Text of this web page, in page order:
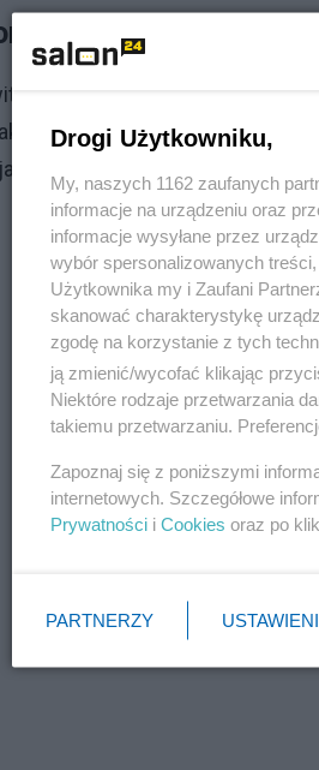
Rosjan próbują
również, że służby
nielegalnej migracji. Mimo, że
się tam cudzoziemcy
Drogi Użytkowniku,
My, naszych 1162 zaufanych
informacje na urządzeniu oraz
informacje wysyłane przez
wybór spersonalizowanych
Użytkownika my i Zaufani
skanować charakterystykę
zgodę na korzystanie z tych
ją zmienić/wycofać klikając
Niektóre rodzaje przetwarzania
takiemu przetwarzaniu.
Zapoznaj się z poniższymi
internetowych. Szczegółowe
Prywatności i Cookies oraz po
PARTNERZY